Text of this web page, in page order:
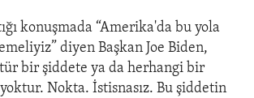
konuşmada “Amerika'da bu yola
diyen Başkan Joe Biden,
bir şiddete ya da herhangi bir
Nokta. İstisnasız. Bu şiddetin